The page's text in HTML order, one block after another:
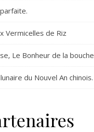
Vermicelles de Riz
Le Bonheur de la bouche
du Nouvel An chinois.